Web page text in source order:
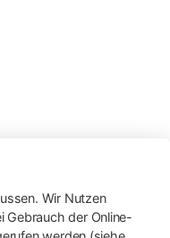
Wir Nutzen
der Online-